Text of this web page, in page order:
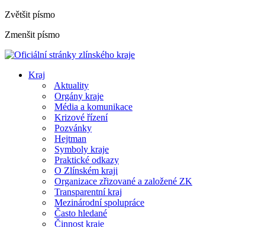
Zvětšit písmo
Zmenšit písmo
Kraj
Aktuality
Orgány kraje
Média a komunikace
Krizové řízení
Pozvánky
Hejtman
Symboly kraje
Praktické odkazy
O Zlínském kraji
Organizace zřizované a založené ZK
Transparentní kraj
Mezinárodní spolupráce
Často hledané
Činnost kraje